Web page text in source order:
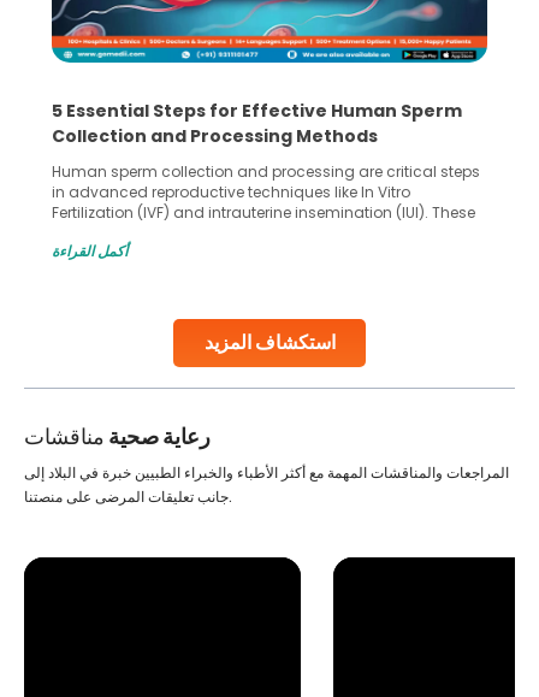
استكشاف المزيد
5 Essential Steps for Effective Human Sperm
Collection and Processing Methods
Human sperm collection and processing are critical steps
in advanced reproductive techniques like In Vitro
Fertilization (IVF) and intrauterine insemination (IUI). These
challenges and help couples achieve their dream of
collected, they process the
أكمل القراءة
رعاية صحية مناقشات
المراجعات والمناقشات المهمة مع أكثر الأطباء والخبراء الطبيين خبرة في البلاد إلى
جانب تعليقات المرضى على منصتنا.